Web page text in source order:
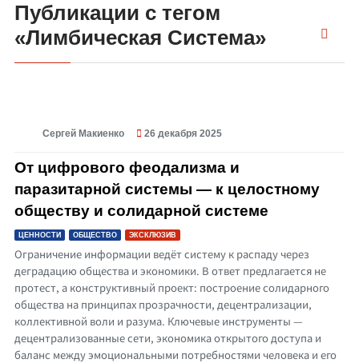
Публикации с тегом
«Лимбическая Система»
© От цифрового феодализма и паразитарной системы — к целостному
Сергей Макиенко 26 декабря 2025
От цифрового феодализма и
паразитарной системы — к целостному
обществу и солидарной системе
ЦЕННОСТИ ОБЩЕСТВО ЭКСКЛЮЗИВ
Ограничение информации ведёт систему к распаду через
деградацию общества и экономики. В ответ предлагается не
протест, а конструктивный проект: построение солидарного
общества на принципах прозрачности, децентрализации,
коллективной воли и разума. Ключевые инструменты —
децентрализованные сети, экономика открытого доступа и
баланс между эмоциональными потребностями человека и его